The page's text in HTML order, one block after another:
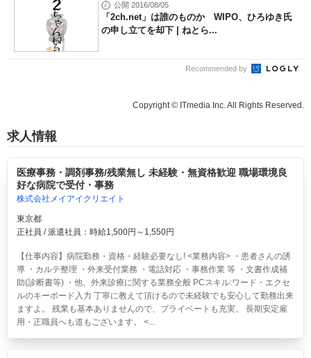
公開 2016/08/05
「2ch.net」は誰のものか WIPO、ひろゆき氏
の申し立てを却下 | ねとら...
Recommended by
Copyright © ITmedia Inc. All Rights Reserved.
求人情報
医療事務・調剤事務/残業無し 未経験・無資格歓迎 職場環境良
好な病院で受付・事務
株式会社メイアイクリエイト
東京都
正社員 / 派遣社員：時給1,500円～1,550円
【仕事内容】病院勤務・資格・経験必要なし! <業務内容> ・患者さんの誘
導 ・カルテ整理 ・外来受付業務 ・電話対応 ・事務作業 等 ・文書作成補
助(診断書等) ・他、外来診療に関する業務全般 PCスキル:ワード・エクセ
ルのキーボード入力 丁寧に教えて頂けるので未経験でも安心して勤務出来
ますよ。 残業も基本ありませんので、プライベートも充実。 長期安定雇
用・正職員へも道もございます。 <...